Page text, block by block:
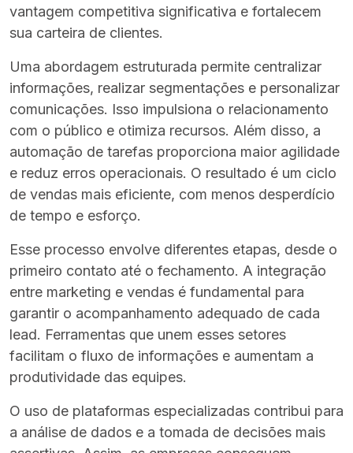
vantagem competitiva significativa e fortalecem
sua carteira de clientes.
Uma abordagem estruturada permite centralizar
informações, realizar segmentações e personalizar
comunicações. Isso impulsiona o relacionamento
com o público e otimiza recursos. Além disso, a
automação de tarefas proporciona maior agilidade
e reduz erros operacionais. O resultado é um ciclo
de vendas mais eficiente, com menos desperdício
de tempo e esforço.
Esse processo envolve diferentes etapas, desde o
primeiro contato até o fechamento. A integração
entre marketing e vendas é fundamental para
garantir o acompanhamento adequado de cada
lead. Ferramentas que unem esses setores
facilitam o fluxo de informações e aumentam a
produtividade das equipes.
O uso de plataformas especializadas contribui para
a análise de dados e a tomada de decisões mais